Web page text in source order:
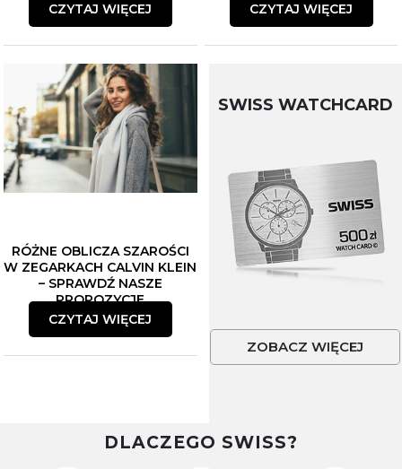
CZYTAJ WIĘCEJ CZYTAJ WIĘCEJ
RÓŻNE OBLICZA SZAROŚCI
W ZEGARKACH CALVIN KLEIN
– SPRAWDŹ NASZE
PROPOZYCJE
CZYTAJ WIĘCEJ
SWISS WATCHCARD
ZOBACZ WIĘCEJ
DLACZEGO SWISS?